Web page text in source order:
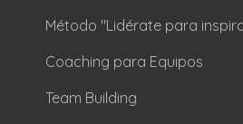
Método "Lidérate para
Coaching para Equipos
Team Building